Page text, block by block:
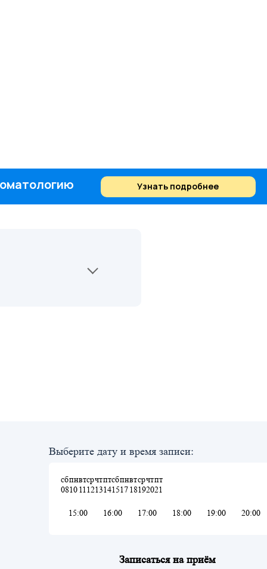
Выберите дату и время записи:
сб
08
пн
10
вт
11
ср
12
чт
13
пт
14
сб
15
пн
17
вт
18
ср
19
чт
20
пт
21
15:00 16:00 17:00 18:00 19:00 20:00
Записаться на приём
Узнать подробнее